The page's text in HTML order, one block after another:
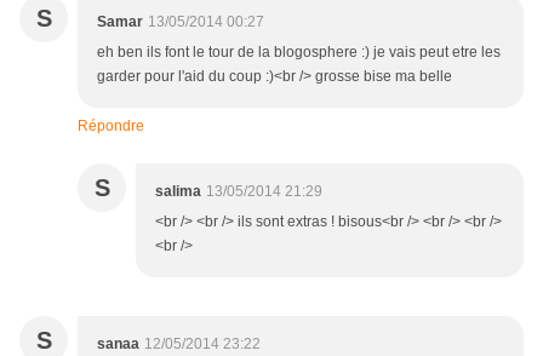
S Samar 13/05/2014 00:27
eh ben ils font le tour de la blogosphere :) je vais peut etre les
garder pour l'aid du coup :)<br /> grosse bise ma belle
Répondre
S salima 13/05/2014 21:29
<br /> <br /> ils sont extras ! bisous<br /> <br /> <br />
<br />
S sanaa 12/05/2014 23:22